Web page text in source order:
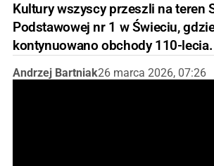
Kultury wszyscy przeszli na teren
Podstawowej nr 1 w Świeciu,
kontynuowano obchody 110-lecia.
Andrzej Bartniak26 marca 2026, 07:26